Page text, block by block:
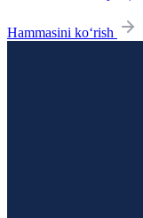
Hammasini ko‘rish